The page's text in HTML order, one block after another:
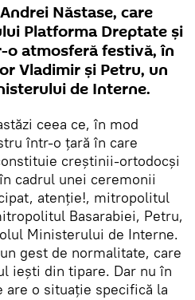
Năstase, care
Platforma Dreptate și
atmosferă festivă, în
Vladimir și Petru, un
de Interne.
ceea ce, în mod
într-o țară în care
creștinii-ortodocși
cadrul unei ceremonii
atenție!, mitropolitul
Basarabiei, Petru,
Ministerului de Interne.
gest de normalitate, care
iești din tipare. Dar nu în
are o situație specifică la